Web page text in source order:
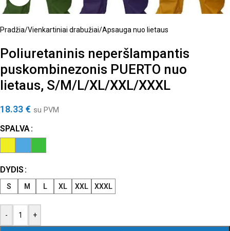
Pradžia/Vienkartiniai drabužiai/Apsauga nuo lietaus
Poliuretaninis neperšlampantis
puskombinezonis PUERTO nuo
lietaus, S/M/L/XL/XXL/XXXL
18.33 € su PVM
SPALVA
DYDIS
S M L XL XXL XXXL
- +